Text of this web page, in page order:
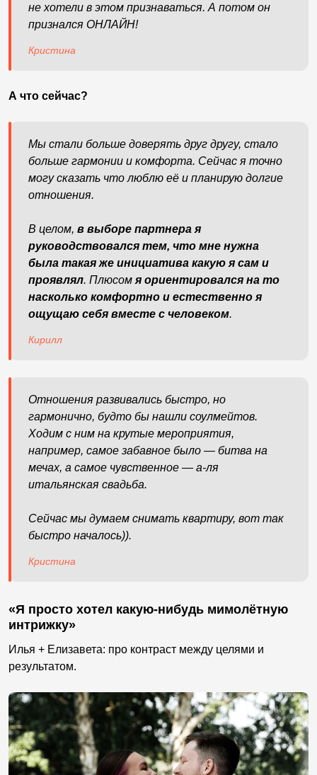
не хотели в этом признаваться. А потом он
признался ОНЛАЙН!
Кристина
А что сейчас?
Мы стали больше доверять друг другу, стало
больше гармонии и комфорта. Сейчас я точно
могу сказать что люблю её и планирую долгие
отношения.
В целом, в выборе партнера я
руководствовался тем, что мне нужна
была такая же инициатива какую я сам и
проявлял. Плюсом я ориентировался на то
насколько комфортно и естественно я
ощущаю себя вместе с человеком.
Кирилл
Отношения развивались быстро, но
гармонично, будто бы нашли соулмейтов.
Ходим с ним на крутые мероприятия,
например, самое забавное было — битва на
мечах, а самое чувственное — а-ля
итальянская свадьба.
Сейчас мы думаем снимать квартиру, вот так
быстро началось)).
Кристина
«Я просто хотел какую-нибудь мимолётную
интрижку»
Илья + Елизавета: про контраст между целями и
результатом.